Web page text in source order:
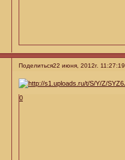
Поделиться22 июня, 2012г. 11:27:19
0